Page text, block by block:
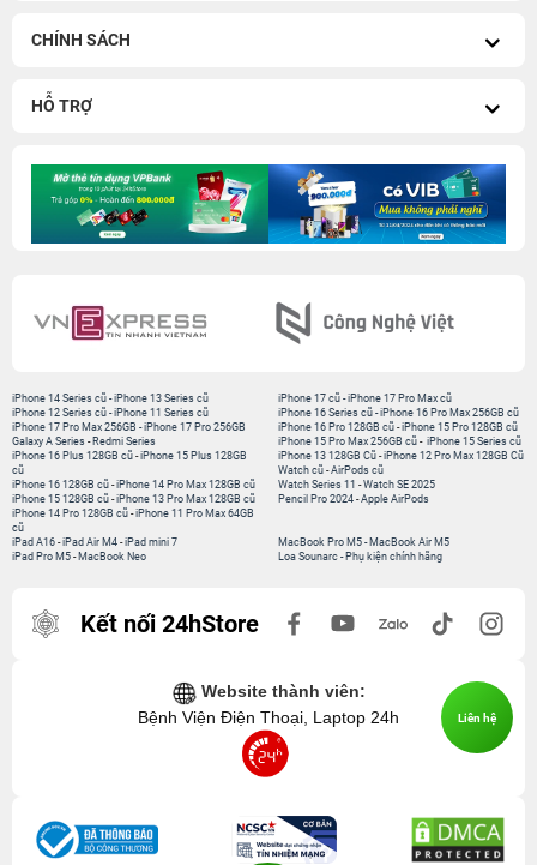
CHÍNH SÁCH
HỖ TRỢ
iPhone 14 Series cũ -iPhone 13 Series cũ
iPhone 12 Series cũ -iPhone 11 Series cũ
iPhone 17 Pro Max 256GB -iPhone 17 Pro 256GB
Galaxy A Series - Redmi Series
iPhone 17 cũ-iPhone 17 Pro Max cũ
iPhone 16 Series cũ- iPhone 16 Pro Max 256GB cũ
iPhone 16 Pro 128GB cũ-iPhone 15 Pro 128GB cũ
iPhone 15 Pro Max 256GB cũ- iPhone 15 Series cũ
iPhone 16 Plus 128GB cũ -iPhone 15 Plus 128GB
cũ
iPhone 16 128GB cũ -iPhone 14 Pro Max 128GB cũ
iPhone 15 128GB cũ -iPhone 13 Pro Max 128GB cũ
iPhone 14 Pro 128GB cũ -iPhone 11 Pro Max 64GB
cũ
iPhone 13 128GB Cũ-iPhone 12 Pro Max 128GB Cũ
Watch cũ-AirPods cũ
Watch Series 11 -Watch SE 2025
Pencil Pro 2024-Apple AirPods
iPad A16 -iPad Air M4 -iPad mini 7
iPad Pro M5 - MacBook Neo
MacBook Pro M5- MacBook Air M5
Loa Sounarc- Phụ kiện chính hãng
Kết nối 24hStore
Website thành viên:
Bệnh Viện Điện Thoại, Laptop 24h
Liên hệ